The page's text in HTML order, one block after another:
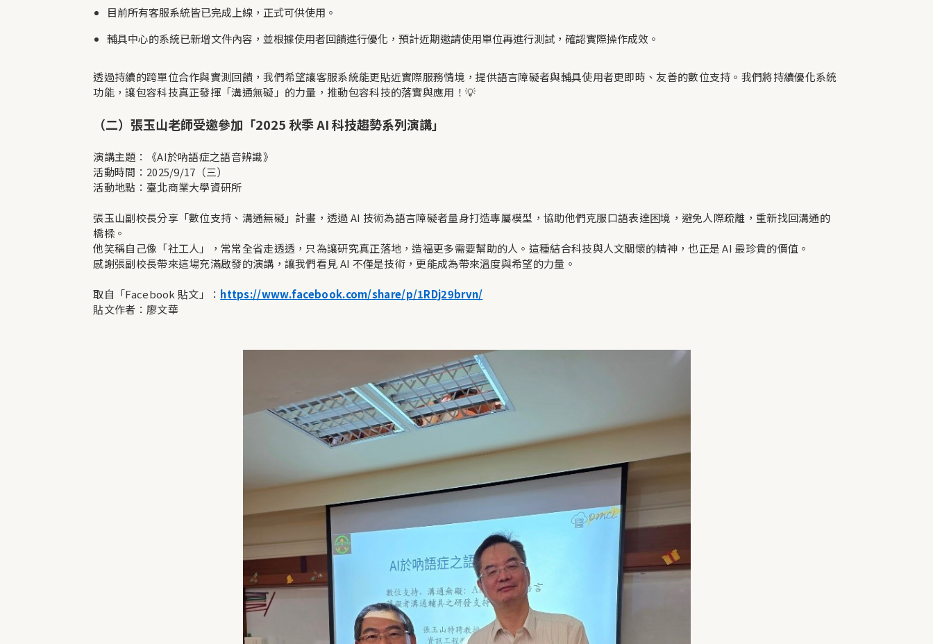
目前所有客服系統皆已完成上線，正式可供使用。
輔具中心的系統已新增文件內容，並根據使用者回饋進行優化，預計近期邀請使用單位再進行測試，確認實際操作成效。
透過持續的跨單位合作與實測回饋，我們希望讓客服系統能更貼近實際服務情境，提供語言障礙者與輔具使用者更即時、友善的數位支持。我們將持續優化系統
功能，讓包容科技真正發揮「溝通無礙」的力量，推動包容科技的落實與應用！💡
（二）張玉山老師受邀參加「2025 秋季 AI 科技趨勢系列演講」
演講主題：《AI於吶語症之語音辨識》
活動時間：2025/9/17（三）
活動地點：臺北商業大學資研所
張玉山副校長分享「數位支持、溝通無礙」計畫，透過 AI 技術為語言障礙者量身打造專屬模型，協助他們克服口語表達困境，避免人際疏離，重新找回溝通的
橋樑。
他笑稱自己像「社工人」，常常全省走透透，只為讓研究真正落地，造福更多需要幫助的人。這種結合科技與人文關懷的精神，也正是 AI 最珍貴的價值。
感謝張副校長帶來這場充滿啟發的演講，讓我們看見 AI 不僅是技術，更能成為帶來溫度與希望的力量。
取自「Facebook 貼文」： https://www.facebook.com/share/p/1RDj29brvn/
貼文作者：廖文華